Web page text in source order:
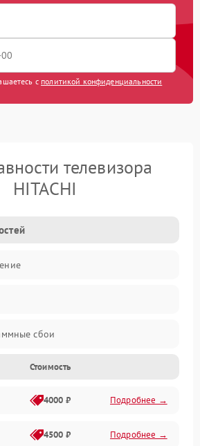
с политикой конфиденциальности
телевизора
HITACHI
сбои
Стоимость
4000 ₽ Подробнее →
4500 ₽ Подробнее →